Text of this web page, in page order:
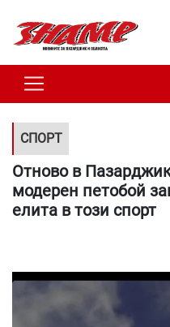
СПОРТ
Отново в
модерен петобой
елита в този спорт